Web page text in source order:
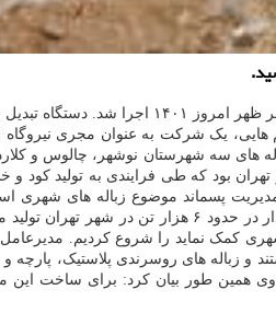
یک شرکت به عنوان مجری نیروگاه
امحاء زباله های سه شهرستان نوشهر،
های میدان مرکزی میوه و تره بار تهران بود که طی
پسماند موضوع زباله های شهری
اندیشید. نجفی زنگنه با اعلان اینکه امروز چیزی قریب به ۵۸ هزار تن زباله شهری بصورت روزانه در کل
کمک نماید را شروع کردیم.
زباله های روسرندی پلاستیک، پارچه و
وی همین طور بیان کرد: برای ساخت